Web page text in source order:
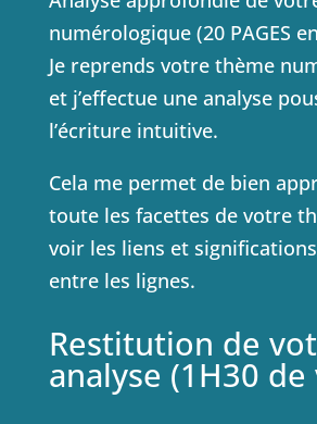
numérologique (20 PAGES
Je reprends votre thème
et j’effectue une analyse
l’écriture intuitive.
Cela me permet de bien
toute les facettes de votre
voir les liens et
entre les lignes.
Restitution de
analyse (1H30 de